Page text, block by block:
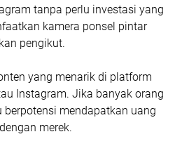
tanpa perlu investasi yang
kamera ponsel pintar
pengikut.
yang menarik di platform
Instagram. Jika banyak orang
mendapatkan uang
merek.